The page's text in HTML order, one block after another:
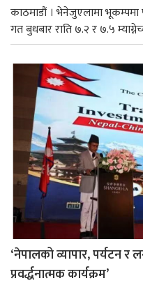
काठमाडौं । भेनेजुएलामा
गत बुधबार राति ७.२ र ७.५
‘नेपालको व्यापार, पर्यटन र
प्रवर्द्धनात्मक कार्यक्रम’